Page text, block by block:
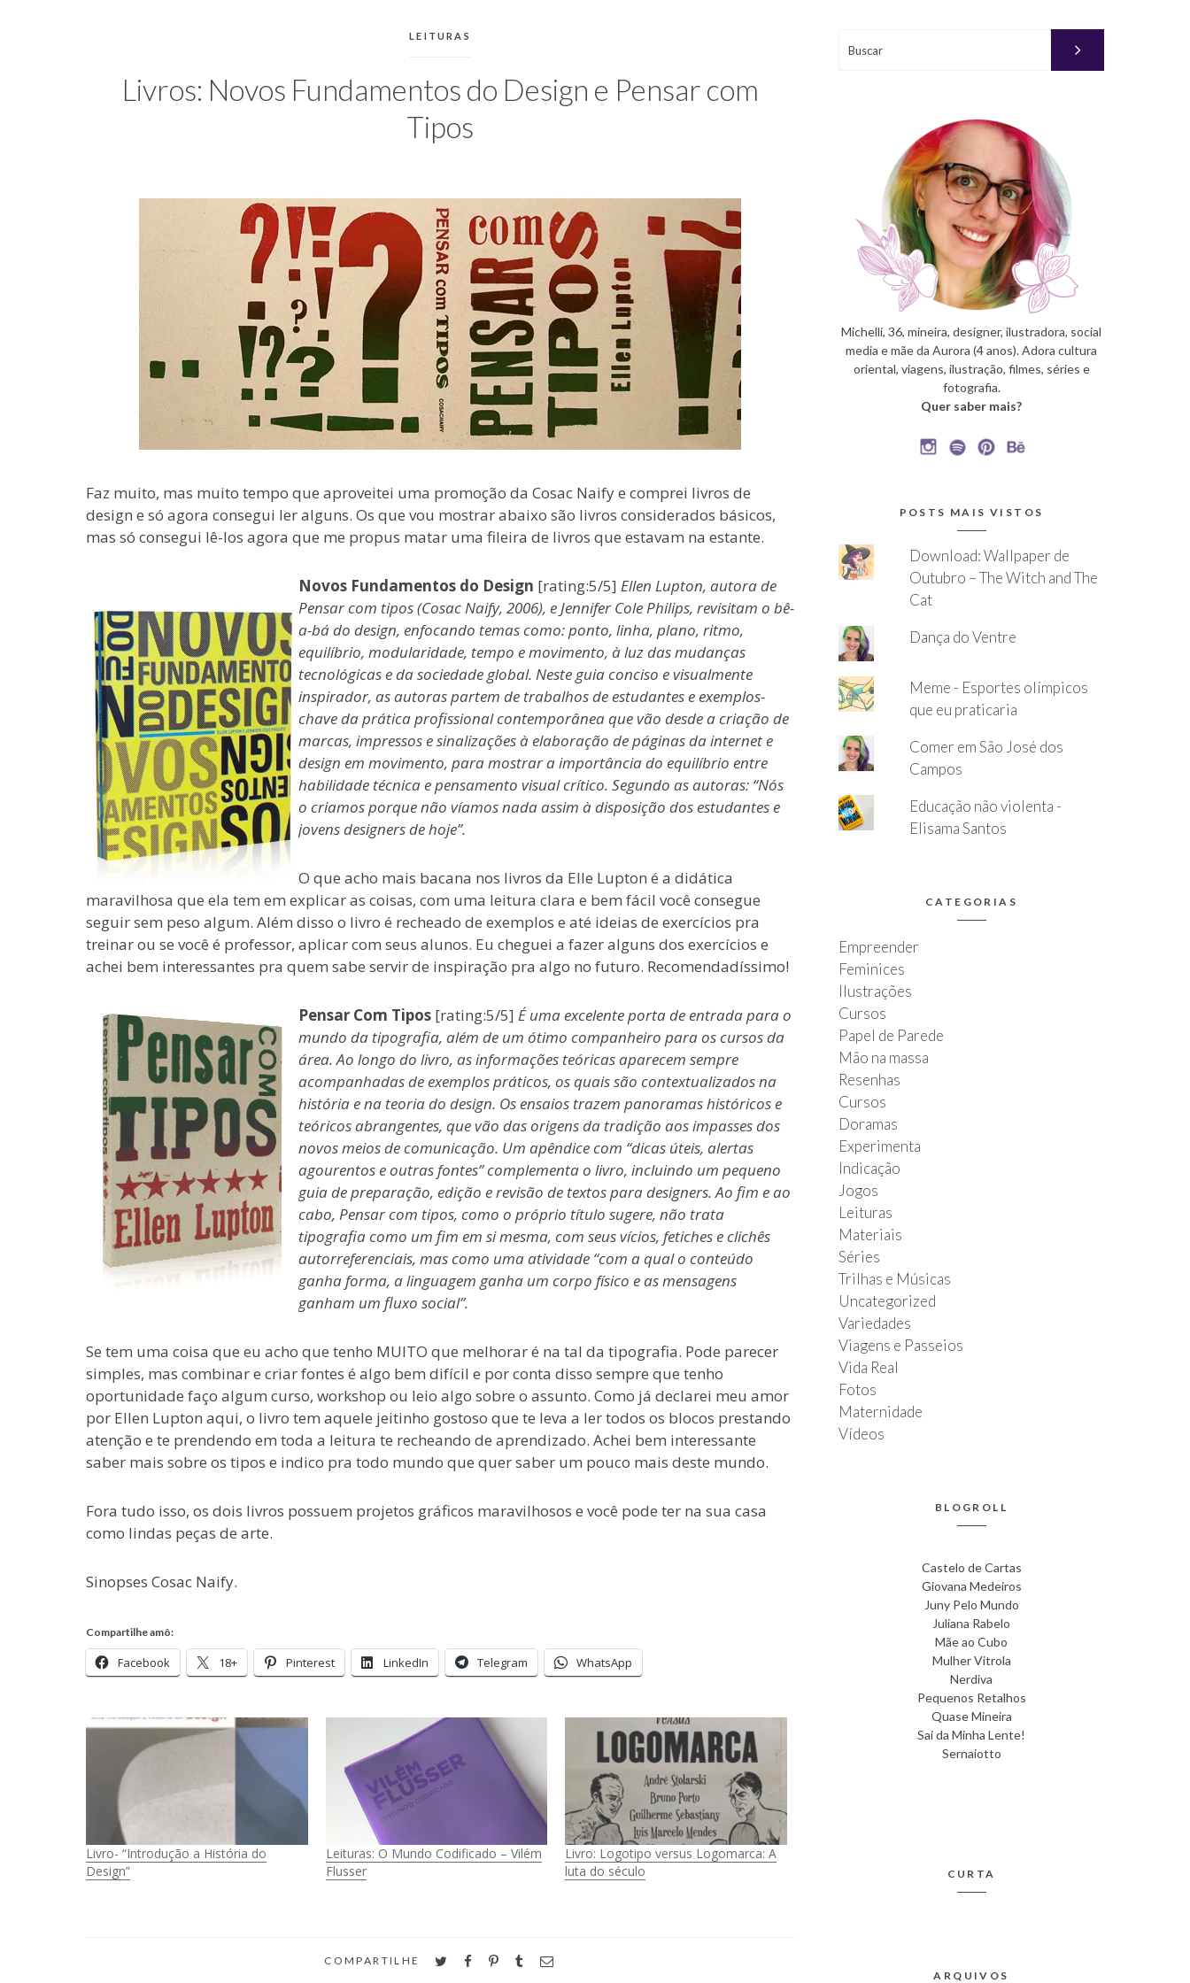
blogueira
CATEGORIAS:
LEITURAS
Livros: Novos Fundamentos do Design e Pensar com
Tipos
Faz muito, mas muito tempo que aproveitei uma promoção da Cosac Naify e comprei livros de
design e só agora consegui ler alguns. Os que vou mostrar abaixo são livros considerados básicos,
mas só consegui lê-los agora que me propus matar uma fileira de livros que estavam na estante.
Novos Fundamentos do Design [rating:5/5] Ellen Lupton, autora de
Pensar com tipos (Cosac Naify, 2006), e Jennifer Cole Philips, revisitam o bê-
a-bá do design, enfocando temas como: ponto, linha, plano, ritmo,
equilíbrio, modularidade, tempo e movimento, à luz das mudanças
tecnológicas e da sociedade global. Neste guia conciso e visualmente
inspirador, as autoras partem de trabalhos de estudantes e exemplos-
chave da prática profissional contemporânea que vão desde a criação de
marcas, impressos e sinalizações à elaboração de páginas da internet e
design em movimento, para mostrar a importância do equilíbrio entre
habilidade técnica e pensamento visual crítico. Segundo as autoras: “Nós
o criamos porque não víamos nada assim à disposição dos estudantes e
jovens designers de hoje”.
O que acho mais bacana nos livros da Elle Lupton é a didática
maravilhosa que ela tem em explicar as coisas, com uma leitura clara e bem fácil você consegue
seguir sem peso algum. Além disso o livro é recheado de exemplos e até ideias de exercícios pra
treinar ou se você é professor, aplicar com seus alunos. Eu cheguei a fazer alguns dos exercícios e
achei bem interessantes pra quem sabe servir de inspiração pra algo no futuro. Recomendadíssimo!
Pensar Com Tipos [rating:5/5] É uma excelente porta de entrada para o
mundo da tipografia, além de um ótimo companheiro para os cursos da
área. Ao longo do livro, as informações teóricas aparecem sempre
acompanhadas de exemplos práticos, os quais são contextualizados na
história e na teoria do design. Os ensaios trazem panoramas históricos e
teóricos abrangentes, que vão das origens da tradição aos impasses dos
novos meios de comunicação. Um apêndice com “dicas úteis, alertas
agourentos e outras fontes” complementa o livro, incluindo um pequeno
guia de preparação, edição e revisão de textos para designers. Ao fim e ao
cabo, Pensar com tipos, como o próprio título sugere, não trata
tipografia como um fim em si mesma, com seus vícios, fetiches e clichês
autorreferenciais, mas como uma atividade “com a qual o conteúdo
ganha forma, a linguagem ganha um corpo físico e as mensagens
ganham um fluxo social”.
Se tem uma coisa que eu acho que tenho MUITO que melhorar é na tal da tipografia. Pode parecer
simples, mas combinar e criar fontes é algo bem difícil e por conta disso sempre que tenho
oportunidade faço algum curso, workshop ou leio algo sobre o assunto. Como já declarei meu amor
por Ellen Lupton aqui, o livro tem aquele jeitinho gostoso que te leva a ler todos os blocos prestando
atenção e te prendendo em toda a leitura te recheando de aprendizado. Achei bem interessante
saber mais sobre os tipos e indico pra todo mundo que quer saber um pouco mais deste mundo.
Fora tudo isso, os dois livros possuem projetos gráficos maravilhosos e você pode ter na sua casa
como lindas peças de arte.
Sinopses Cosac Naify.
Compartilhe amô:
Facebook 18+ Pinterest LinkedIn Telegram WhatsApp
Livro- “Introdução a História do
Design”
Leituras: O Mundo Codificado – Vilém
Flusser
Livro: Logotipo versus Logomarca: A
luta do século
COMPARTILHE twitterfacebookpinterest
tumblr
Michelli, 36, mineira, designer, ilustradora, social
media e mãe da Aurora (4 anos). Adora cultura
oriental, viagens, ilustração, filmes, séries e
fotografia.
Quer saber mais?
POSTS MAIS VISTOS
Download: Wallpaper de
Outubro – The Witch and The
Cat
Dança do Ventre
Meme - Esportes olímpicos
que eu praticaria
Comer em São José dos
Campos
Educação não violenta -
Elisama Santos
CATEGORIAS
Empreender
Feminices
Ilustrações
Cursos
Papel de Parede
Mão na massa
Resenhas
Cursos
Doramas
Experimenta
Indicação
Jogos
Leituras
Materiais
Séries
Trilhas e Músicas
Uncategorized
Variedades
Viagens e Passeios
Vida Real
Fotos
Maternidade
Vídeos
BLOGROLL
Castelo de Cartas
Giovana Medeiros
Juny Pelo Mundo
Juliana Rabelo
Mãe ao Cubo
Mulher Vitrola
Nerdiva
Pequenos Retalhos
Quase Mineira
Sai da Minha Lente!
Sernaiotto
CURTA
ARQUIVOS